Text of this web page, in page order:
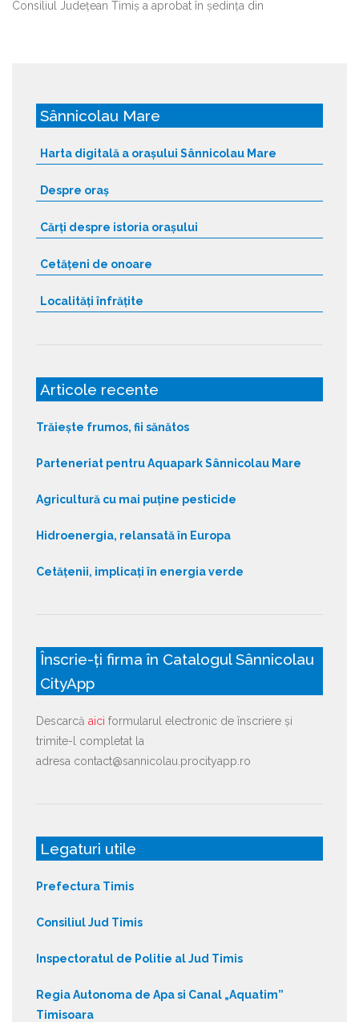
Consiliul Județean Timiș a aprobat în ședința din
Sânnicolau Mare
Harta digitală a orașului Sânnicolau Mare
Despre oraș
Cărți despre istoria orașului
Cetățeni de onoare
Localități înfrățite
Articole recente
Trăiește frumos, fii sănătos
Parteneriat pentru Aquapark Sânnicolau Mare
Agricultură cu mai puține pesticide
Hidroenergia, relansată în Europa
Cetățenii, implicați în energia verde
Înscrie-ți firma în Catalogul Sânnicolau
CityApp
Descarcă aici formularul electronic de înscriere și
trimite-l completat la
adresa contact@sannicolau.procityapp.ro
Legaturi utile
Prefectura Timis
Consiliul Jud Timis
Inspectoratul de Politie al Jud Timis
Regia Autonoma de Apa si Canal „Aquatim”
Timisoara